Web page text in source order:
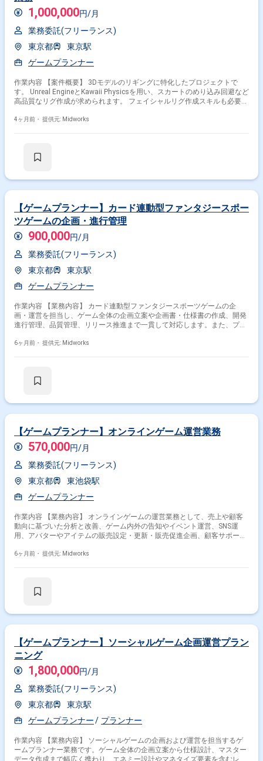
1,000,000円/月
業務委託(フリーランス)
東京都
東京駅
ゲームプランナー
作業内容 【案件概要】 3Dモデルのリギングに特化したプロジェクトで
す。 Unreal EngineとKawaii Physicsを用い、スカートのめり込み回避など
高品質なリグ作成が求められます。 フェイシャルリグ作成スキルも必要
ゲームキャラクターのアニメーション品質向上を目的とした案件です。
ィストからのフィードバック対応および修正 ・リグ品質向上および最適化
4ヶ月前・ 提供元: Midworks
【ゲームプランナー】カード連動型ファンタジースポー
ツゲームの企画・進行管理
900,000円/月
業務委託(フリーランス)
東京都
東京駅
ゲームプランナー
作業内容 【業務内容】 カード連動型ファンタジースポーツゲームの企
画・運営を担当し、ゲーム全体の企画立案や企画書・仕様書の作成、開発
進行管理、品質管理、リリース推進まで一貫して対応します。また、プラ
レンドリサーチ、Jリーグの知見を活かしたイベント企画・設計、ゲーム
プランナー、エンジニア、デザイナーとの連携・調整 ・サッカーゲームの
6ヶ月前・ 提供元: Midworks
【ゲームプランナー】オンラインゲーム運営業務
570,000円/月
業務委託(フリーランス)
東京都
東池袋駅
ゲームプランナー
作業内容 【業務内容】 オンラインゲームの運営業務として、売上や顧客
動向に基づいた分析と改善、ゲーム内外の告知やイベント運営、SNS運
用、アバターやアイテムの販売設定・更新・販売促進企画、顧客サポー
ます。 【作業内容】 ・ゲーム内外のデータ分析に基づいた売上改善施策
ス、不具合対応 ・GMイベント、オフラインイベント、キャンペーンの企
6ヶ月前・ 提供元: Midworks
【ゲームプランナー】ソーシャルゲーム企画運営プラン
ニング
1,800,000円/月
業務委託(フリーランス)
東京都
東京駅
ゲームプランナー
プランナー
作業内容 【業務内容】 ソーシャルゲームの企画および運営を担当するゲ
ームプランナー業務です。ゲーム全体の企画立案から仕様設計、マスター
データ作成まで幅広く携わり、エネミー設計やマネタイズ要素を含むレベ